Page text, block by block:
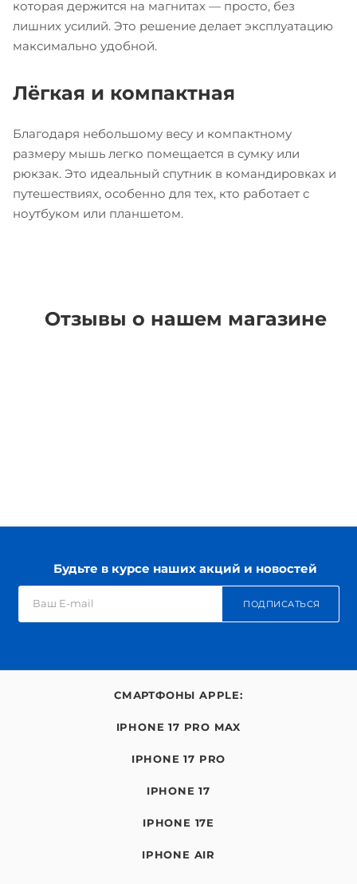
которая держится на магнитах — просто, без
лишних усилий. Это решение делает эксплуатацию
максимально удобной.
Лёгкая и компактная
Благодаря небольшому весу и компактному
размеру мышь легко помещается в сумку или
рюкзак. Это идеальный спутник в командировках и
путешествиях, особенно для тех, кто работает с
ноутбуком или планшетом.
Отзывы о нашем магазине
Будьте в курсе наших акций и новостей
ПОДПИСАТЬСЯ
СМАРТФОНЫ APPLE:
IPHONE 17 PRO MAX
IPHONE 17 PRO
IPHONE 17
IPHONE 17E
IPHONE AIR